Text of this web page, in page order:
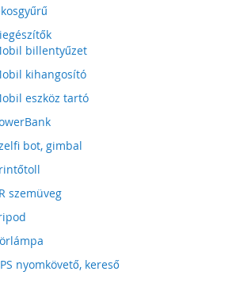
billentyűzet
kihangosító
eszköz tartó
bot, gimbal
szemüveg
nyomkövető, kereső